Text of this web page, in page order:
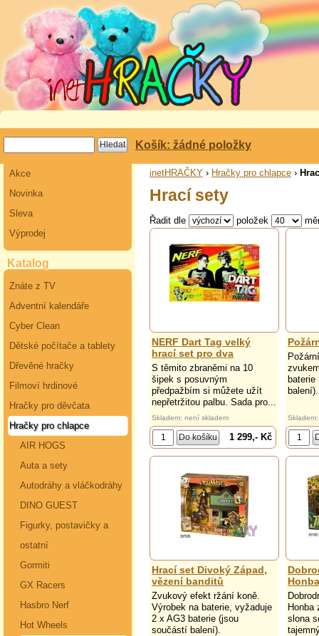
Košík: žádné položky
Akce
Novinka
Sleva
Výprodej
Katalog
Znáte z TV
Adventní kalendáře
Cyber Clean
Dětské počítače a tablety
Dřevěné hračky
Filmoví hrdinové
Hračky pro děvčata
Hračky pro chlapce
AIR HOGS
Auta a sety
Autodráhy a vláčkodráhy
DINO GUEST
Figurky, postavičky a
ostatní
Gormiti
GX Racers
Hasbro Nerf
Hot Wheels
inetHRAČKY › Hračky pro chlapce ›
Hrací sety
Řadit dle položek
NERF Dart Tag velký
hrací set pro dva
S těmito zbraněmi na 10
šipek s posuvným
předpažbím si můžete užít
nepřetržitou palbu. Sada pro...
Skladem: není skladem
1 299,- Kč
Hrací set Divoký Západ,
vězení banditů
Zvukový efekt ržání koně.
Výrobek na baterie, vyžaduje
2 x AG3 baterie (jsou
součástí balení).
Honba
slona